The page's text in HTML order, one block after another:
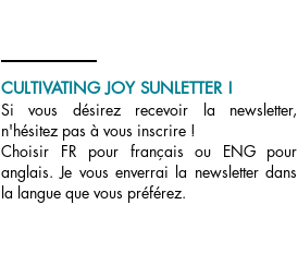
CULTIVATING JOY SUNLETTER !
Si vous désirez recevoir la newsletter,
n'hésitez pas à vous inscrire !
Choisir FR pour français ou ENG pour
anglais. Je vous enverrai la newsletter dans
la langue que vous préférez.